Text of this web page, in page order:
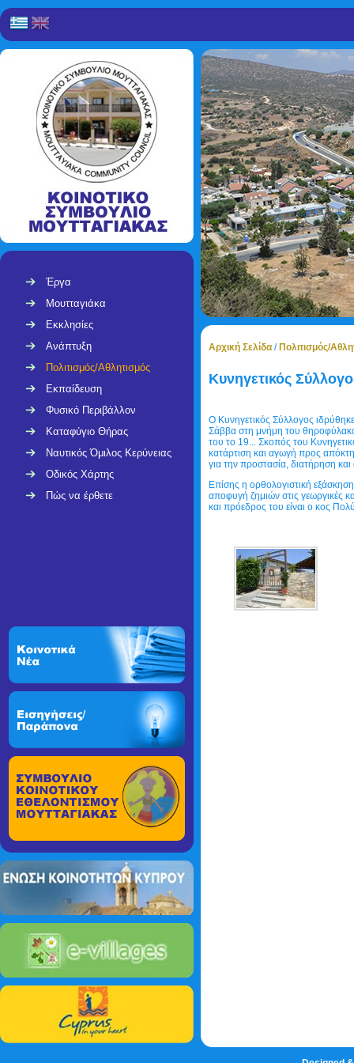
Έργα
Μουτταγιάκα
Εκκλησίες
Ανάπτυξη
Πολιτισμός/Αθλητισμός
Εκπαίδευση
Φυσικό Περιβάλλον
Καταφύγιο Θήρας
Ναυτικός Όμιλος Κερύνειας
Οδικός Χάρτης
Πώς να έρθετε
Αρχική Σελίδα/ Πολιτισμός/
Κυνηγετικός
Ο Κυνηγετικός Σύλλογος
Σάββα στη μνήμη του
του το 19... Σκοπός του
κατάρτιση και αγωγή προς
για την προστασία, διατήρηση
Επίσης η ορθολογιστική
αποφυγή ζημιών στις γεωργικές
και πρόεδρος του είναι ο κος